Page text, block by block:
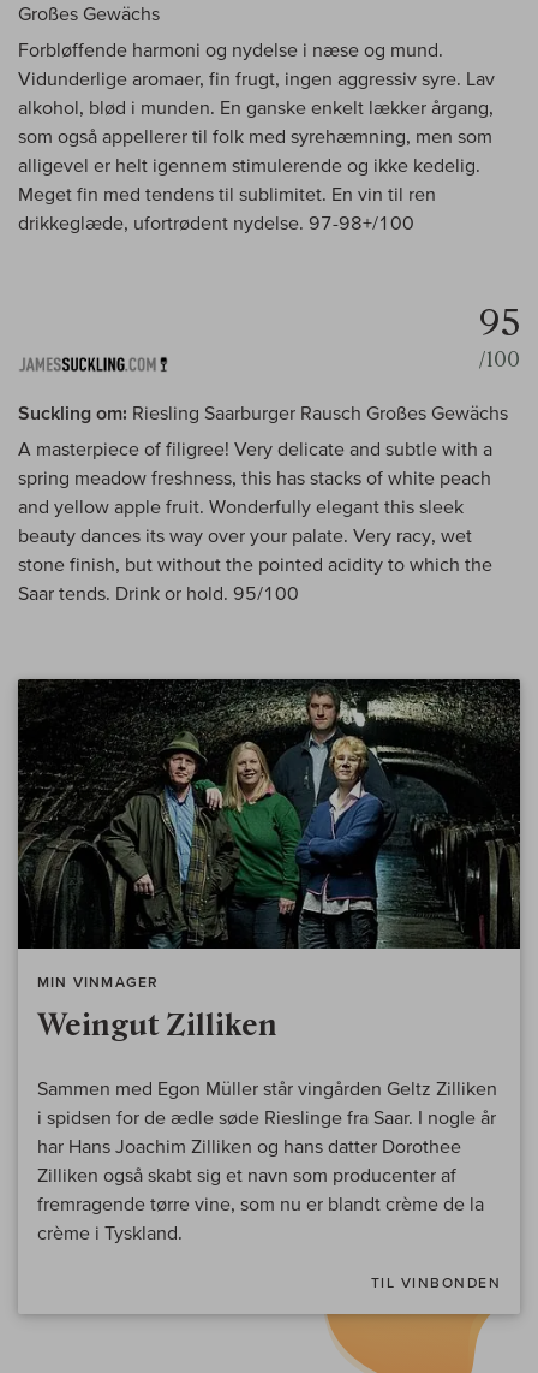
Großes Gewächs
Forbløffende harmoni og nydelse i næse og mund.
Vidunderlige aromaer, fin frugt, ingen aggressiv syre. Lav
alkohol, blød i munden. En ganske enkelt lækker årgang,
som også appellerer til folk med syrehæmning, men som
alligevel er helt igennem stimulerende og ikke kedelig.
Meget fin med tendens til sublimitet. En vin til ren
drikkeglæde, ufortrødent nydelse. 97-98+/100
95
/100
Suckling om: Riesling Saarburger Rausch Großes Gewächs
A masterpiece of filigree! Very delicate and subtle with a
spring meadow freshness, this has stacks of white peach
and yellow apple fruit. Wonderfully elegant this sleek
beauty dances its way over your palate. Very racy, wet
stone finish, but without the pointed acidity to which the
Saar tends. Drink or hold. 95/100
MIN VINMAGER
Weingut Zilliken
Sammen med Egon Müller står vingården Geltz Zilliken
i spidsen for de ædle søde Rieslinge fra Saar. I nogle år
har Hans Joachim Zilliken og hans datter Dorothee
Zilliken også skabt sig et navn som producenter af
fremragende tørre vine, som nu er blandt crème de la
crème i Tyskland.
TIL VINBONDEN